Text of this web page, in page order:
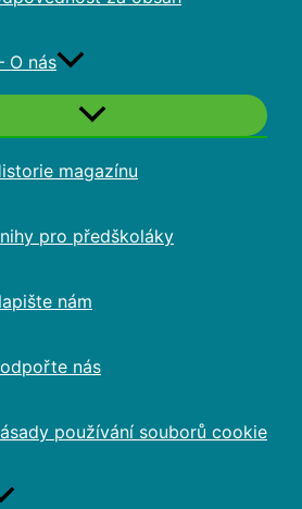
O nás
magazínu
pro předškoláky
nám
nás
používání souborů cookie